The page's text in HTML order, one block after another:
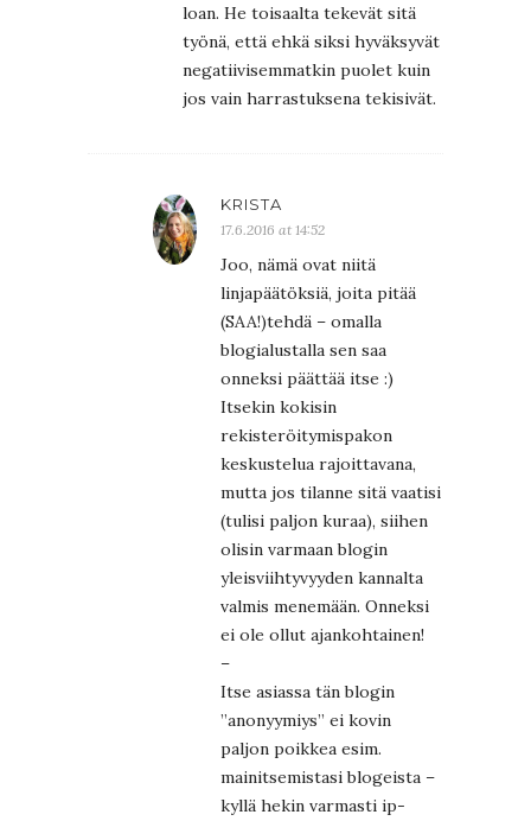
loan. He toisaalta tekevät sitä
työnä, että ehkä siksi hyväksyvät
negatiivisemmatkin puolet kuin
jos vain harrastuksena tekisivät.
KRISTA
17.6.2016 at 14:52
Joo, nämä ovat niitä
linjapäätöksiä, joita pitää
(SAA!)tehdä – omalla
blogialustalla sen saa
onneksi päättää itse :)
Itsekin kokisin
rekisteröitymispakon
keskustelua rajoittavana,
mutta jos tilanne sitä vaatisi
(tulisi paljon kuraa), siihen
olisin varmaan blogin
yleisviihtyvyyden kannalta
valmis menemään. Onneksi
ei ole ollut ajankohtainen!
–
Itse asiassa tän blogin
”anonyymiys” ei kovin
paljon poikkea esim.
mainitsemistasi blogeista –
kyllä hekin varmasti ip-